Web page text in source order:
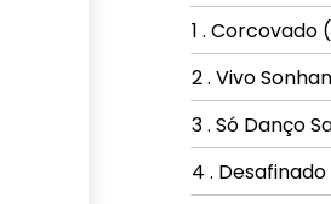
1 . Corcovado
2 . Vivo
3 . Só Danço
4 . Desafinado